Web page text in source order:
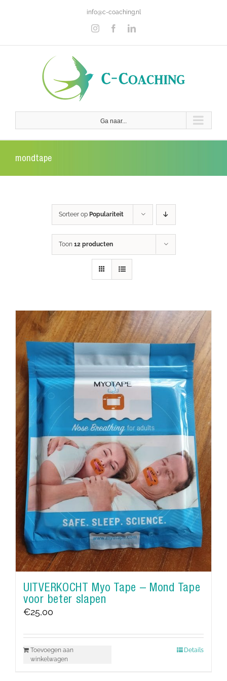
info@c-coaching.nl
InstagramFacebookLinkedIn
Ga naar...
mondtape
Sorteer op Populariteit
Toon 12 producten
UITVERKOCHT Myo Tape – Mond Tape
voor beter slapen
€25,00
Toevoegen aan
winkelwagen
Details